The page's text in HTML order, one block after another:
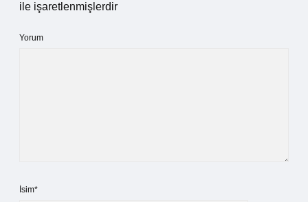
ile işaretlenmişlerdir
Yorum
İsim*